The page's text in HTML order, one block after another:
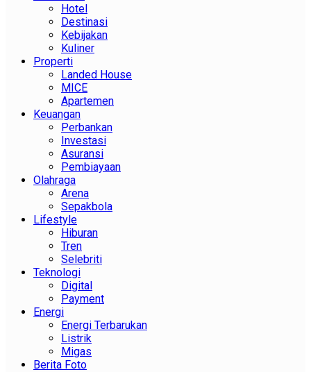
Hotel
Destinasi
Kebijakan
Kuliner
Properti
Landed House
MICE
Apartemen
Keuangan
Perbankan
Investasi
Asuransi
Pembiayaan
Olahraga
Arena
Sepakbola
Lifestyle
Hiburan
Tren
Selebriti
Teknologi
Digital
Payment
Energi
Energi Terbarukan
Listrik
Migas
Berita Foto